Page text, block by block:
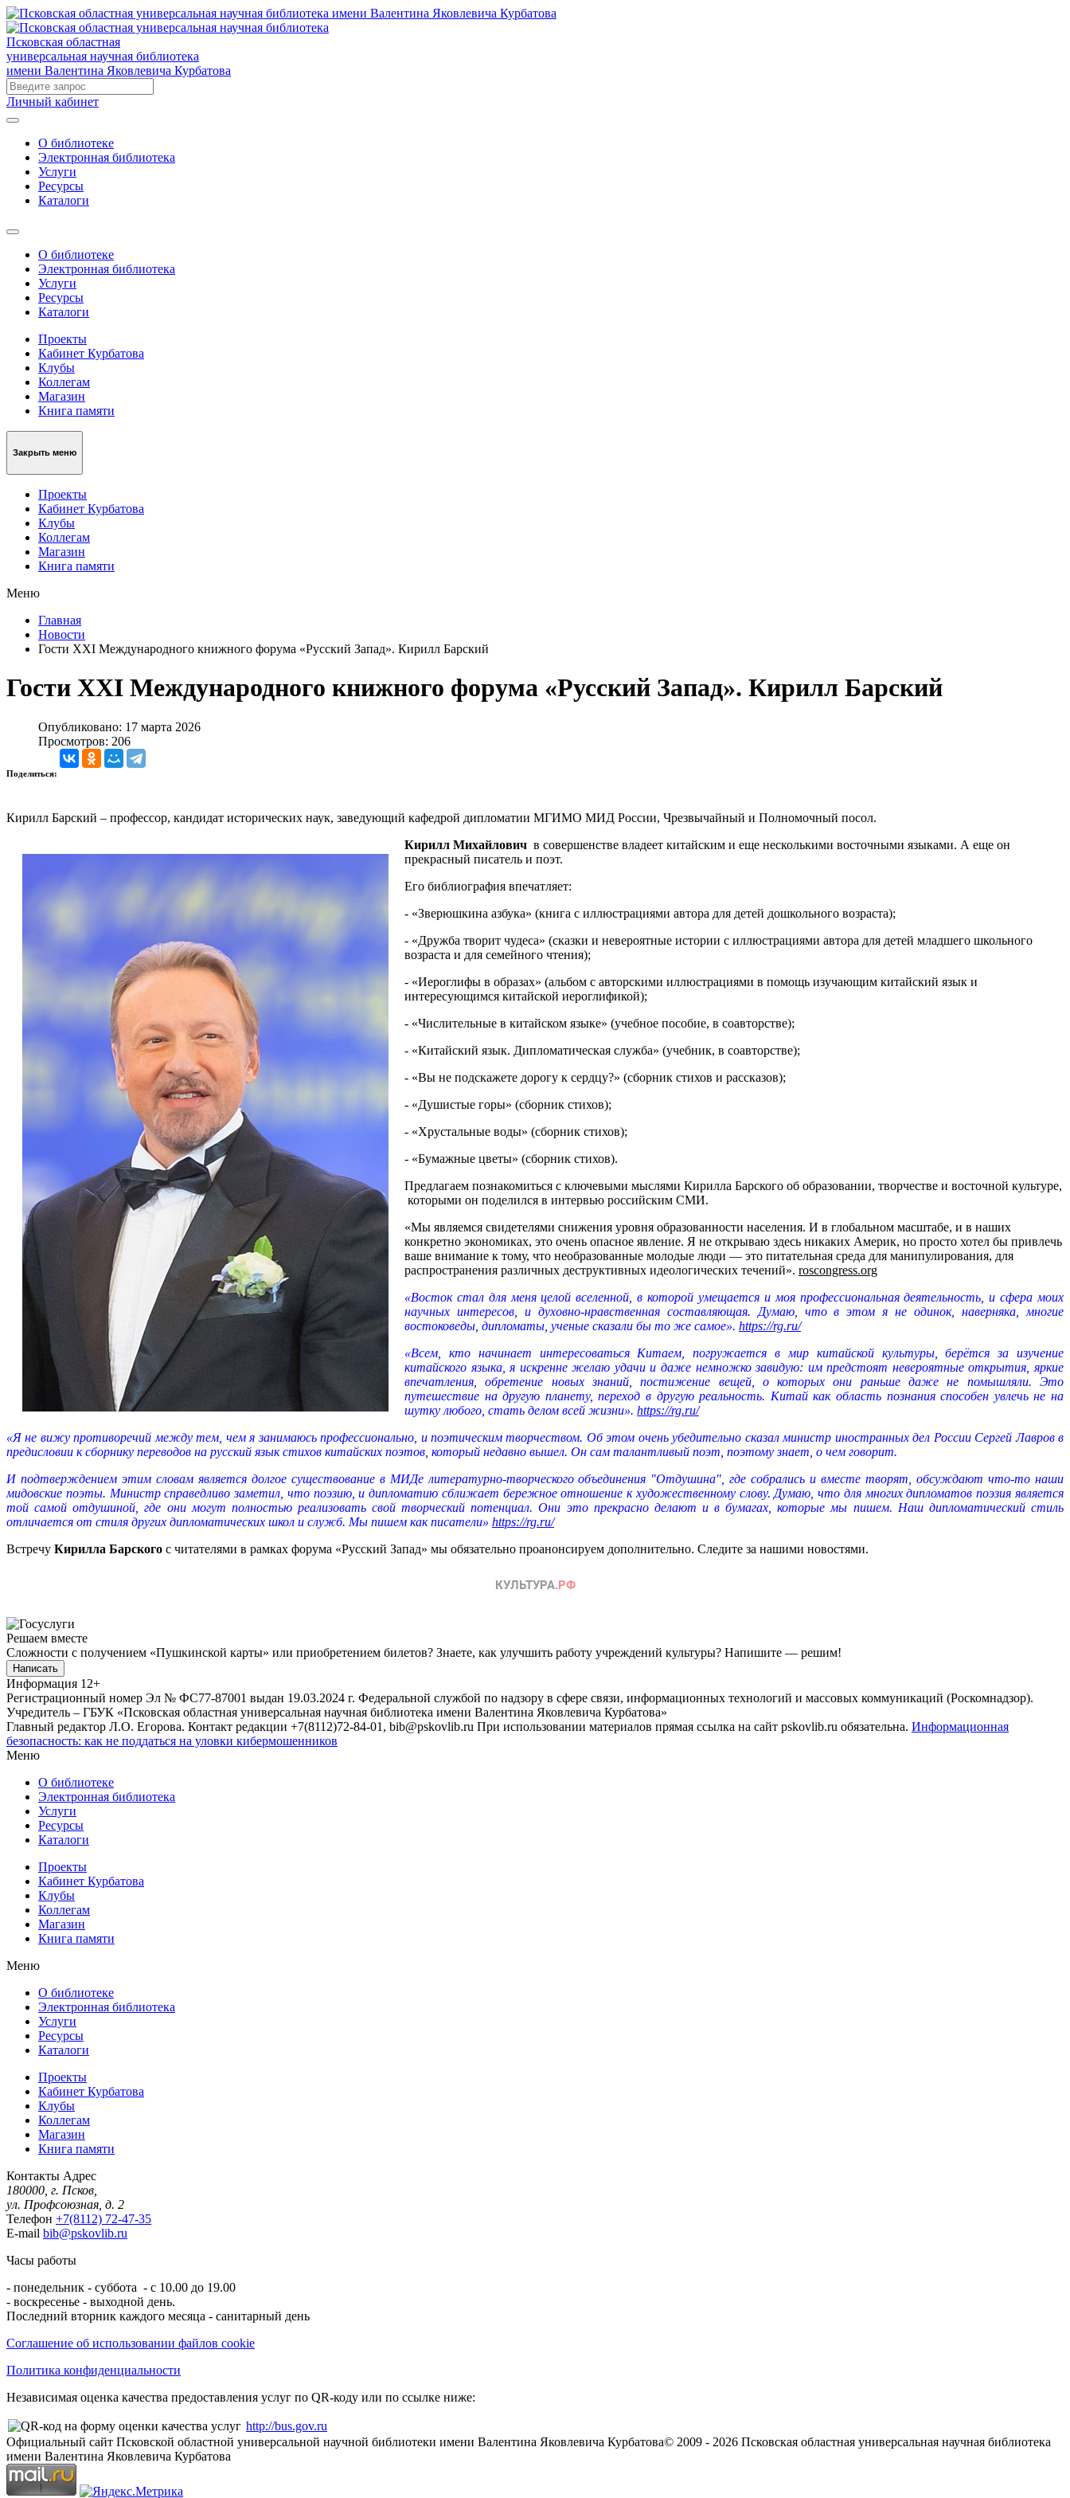
Псковская областная
универсальная научная библиотека
имени Валентина Яковлевича Курбатова
Личный кабинет
О библиотеке
Электронная библиотека
Услуги
Ресурсы
Каталоги
О библиотеке
Электронная библиотека
Услуги
Ресурсы
Каталоги
Проекты
Кабинет Курбатова
Клубы
Коллегам
Магазин
Книга памяти
Закрыть меню
Проекты
Кабинет Курбатова
Клубы
Коллегам
Магазин
Книга памяти
Меню
Главная
Новости
Гости XXI Международного книжного форума «Русский Запад». Кирилл Барский
Гости XXI Международного книжного форума «Русский Запад». Кирилл Барский
Опубликовано: 17 марта 2026
Просмотров: 206
Поделиться:
Кирилл Барский – профессор, кандидат исторических наук, заведующий кафедрой дипломатии МГИМО МИД России, Чрезвычайный и Полномочный посол.
Кирилл Михайлович в совершенстве владеет китайским и еще несколькими восточными языками. А еще он
прекрасный писатель и поэт.
Его библиография впечатляет:
- «Зверюшкина азбука» (книга с иллюстрациями автора для детей дошкольного возраста);
- «Дружба творит чудеса» (сказки и невероятные истории с иллюстрациями автора для детей младшего школьного
возраста и для семейного чтения);
- «Иероглифы в образах» (альбом с авторскими иллюстрациями в помощь изучающим китайский язык и
интересующимся китайской иероглификой);
- «Числительные в китайском языке» (учебное пособие, в соавторстве);
- «Китайский язык. Дипломатическая служба» (учебник, в соавторстве);
- «Вы не подскажете дорогу к сердцу?» (сборник стихов и рассказов);
- «Душистые горы» (сборник стихов);
- «Хрустальные воды» (сборник стихов);
- «Бумажные цветы» (сборник стихов).
Предлагаем познакомиться с ключевыми мыслями Кирилла Барского об образовании, творчестве и восточной культуре,
которыми он поделился в интервью российским СМИ.
«Мы являемся свидетелями снижения уровня образованности населения. И в глобальном масштабе, и в наших
конкретно экономиках, это очень опасное явление. Я не открываю здесь никаких Америк, но просто хотел бы привлечь
ваше внимание к тому, что необразованные молодые люди — это питательная среда для манипулирования, для
распространения различных деструктивных идеологических течений». roscongress.org
«Восток стал для меня целой вселенной, в которой умещается и моя профессиональная деятельность, и сфера моих
научных интересов, и духовно-нравственная составляющая. Думаю, что в этом я не одинок, наверняка, многие
востоковеды, дипломаты, ученые сказали бы то же самое». https://rg.ru/
«Всем, кто начинает интересоваться Китаем, погружается в мир китайской культуры, берётся за изучение
китайского языка, я искренне желаю удачи и даже немножко завидую: им предстоят невероятные открытия, яркие
впечатления, обретение новых знаний, постижение вещей, о которых они раньше даже не помышляли. Это
путешествие на другую планету, переход в другую реальность. Китай как область познания способен увлечь не на
шутку любого, стать делом всей жизни». https://rg.ru/
«Я не вижу противоречий между тем, чем я занимаюсь профессионально, и поэтическим творчеством. Об этом очень убедительно сказал министр иностранных дел России Сергей Лавров в
предисловии к сборнику переводов на русский язык стихов китайских поэтов, который недавно вышел. Он сам талантливый поэт, поэтому знает, о чем говорит.
И подтверждением этим словам является долгое существование в МИДе литературно-творческого объединения "Отдушина", где собрались и вместе творят, обсуждают что-то наши
мидовские поэты. Министр справедливо заметил, что поэзию, и дипломатию сближает бережное отношение к художественному слову. Думаю, что для многих дипломатов поэзия является
той самой отдушиной, где они могут полностью реализовать свой творческий потенциал. Они это прекрасно делают и в бумагах, которые мы пишем. Наш дипломатический стиль
отличается от стиля других дипломатических школ и служб. Мы пишем как писатели» https://rg.ru/
Встречу Кирилла Барского с читателями в рамках форума «Русский Запад» мы обязательно проанонсируем дополнительно. Следите за нашими новостями.
Решаем вместе
Сложности с получением «Пушкинской карты» или приобретением билетов? Знаете, как улучшить работу учреждений культуры? Напишите — решим!
Написать
Информация 12+
Регистрационный номер Эл № ФС77-87001 выдан 19.03.2024 г. Федеральной службой по надзору в сфере связи, информационных технологий и массовых коммуникаций (Роскомнадзор).
Учредитель – ГБУК «Псковская областная универсальная научная библиотека имени Валентина Яковлевича Курбатова»
Главный редактор Л.О. Егорова. Контакт редакции +7(8112)72-84-01, bib@pskovlib.ru При использовании материалов прямая ссылка на сайт pskovlib.ru обязательна. Информационная
безопасность: как не поддаться на уловки кибермошенников
Меню
О библиотеке
Электронная библиотека
Услуги
Ресурсы
Каталоги
Проекты
Кабинет Курбатова
Клубы
Коллегам
Магазин
Книга памяти
Меню
О библиотеке
Электронная библиотека
Услуги
Ресурсы
Каталоги
Проекты
Кабинет Курбатова
Клубы
Коллегам
Магазин
Книга памяти
Контакты Адрес
180000, г. Псков,
ул. Профсоюзная, д. 2
Телефон +7(8112) 72-47-35
E-mail bib@pskovlib.ru
Часы работы
- понедельник - суббота - с 10.00 до 19.00
- воскресенье - выходной день.
Последний вторник каждого месяца - санитарный день
Соглашение об использовании файлов cookie
Политика конфиденциальности
Независимая оценка качества предоставления услуг по QR-коду или по ссылке ниже:
http://bus.gov.ru
Официальный сайт Псковской областной универсальной научной библиотеки имени Валентина Яковлевича Курбатова© 2009 - 2026 Псковская областная универсальная научная библиотека
имени Валентина Яковлевича Курбатова